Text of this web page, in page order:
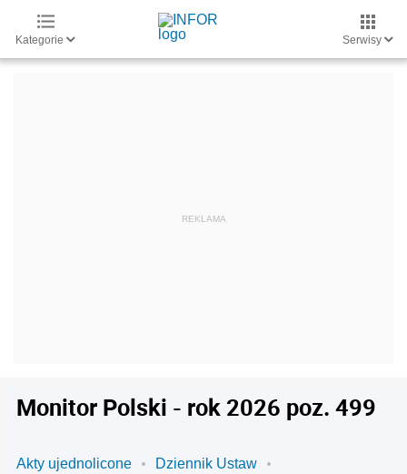
Kategorie Serwisy
Monitor Polski - rok 2026 poz. 499
Akty ujednolicone
Dziennik Ustaw